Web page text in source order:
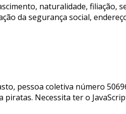
naturalidade,
da segurança social,
pessoa coletiva número
Necessita ter o